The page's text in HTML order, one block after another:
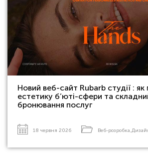
Новий веб-сайт Rubarb студії :
естетику б’юті-сфери та
бронювання послуг
18 червня 2026 Веб-розробка,